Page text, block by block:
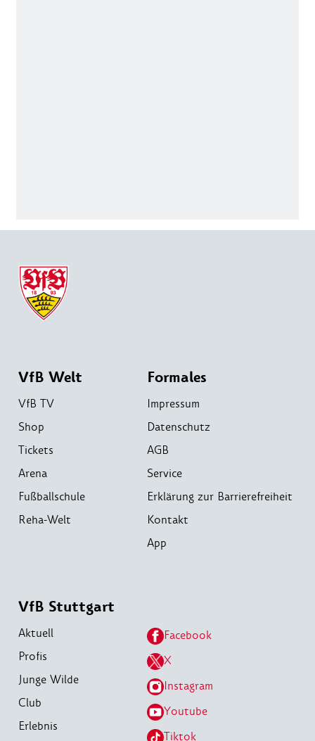
VfB Welt
VfB TV
Shop
Tickets
Arena
Fußballschule
Reha-Welt
Formales
Impressum
Datenschutz
AGB
Service
Erklärung zur Barrierefreiheit
Kontakt
App
VfB Stuttgart
Aktuell
Profis
Junge Wilde
Club
Erlebnis
Facebook
X
Instagram
Youtube
Tiktok